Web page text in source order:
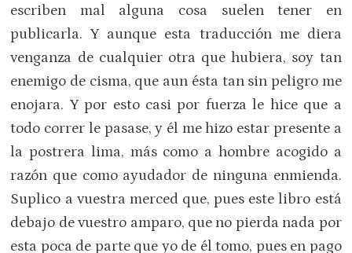
escriben mal alguna cosa suelen tener en
publicarla. Y aunque esta traducción me diera
venganza de cualquier otra que hubiera, soy tan
enemigo de cisma, que aun ésta tan sin peligro me
enojara. Y por esto casi por fuerza le hice que a
todo correr le pasase, y él me hizo estar presente a
la postrera lima, más como a hombre acogido a
razón que como ayudador de ninguna enmienda.
Suplico a vuestra merced que, pues este libro está
debajo de vuestro amparo, que no pierda nada por
esta poca de parte que yo de él tomo, pues en pago